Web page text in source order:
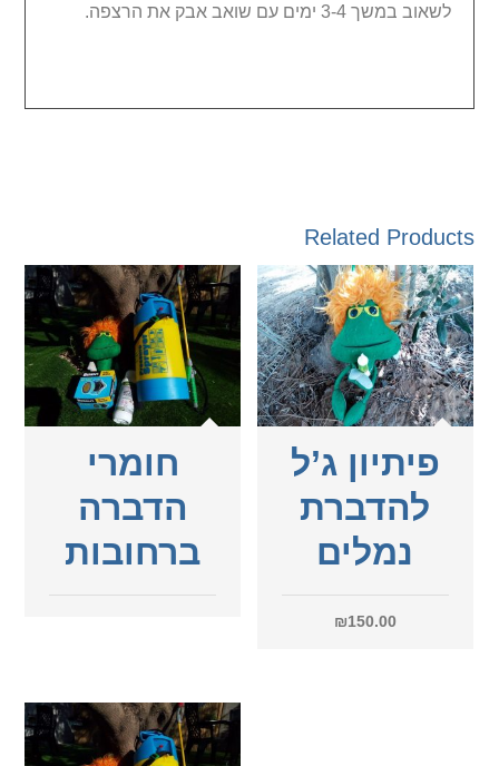
לשאוב במשך 3-4 ימים עם שואב אבק את הרצפה.
Related Products
חומרי
הדברה
ברחובות
פיתיון ג’ל
להדברת
נמלים
₪150.00